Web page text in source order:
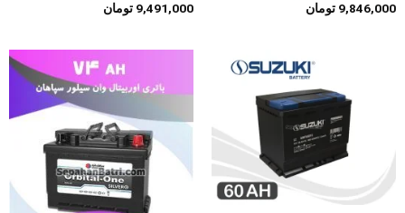
9,846,000 تومان
9,491,000 تومان